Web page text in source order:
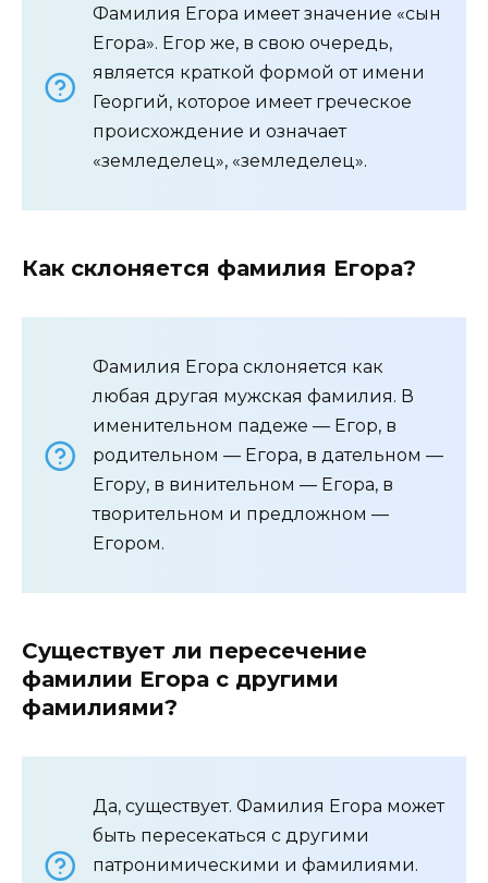
Фамилия Егора имеет значение «сын
Егора». Егор же, в свою очередь,
является краткой формой от имени
Георгий, которое имеет греческое
происхождение и означает
«земледелец», «земледелец».
Как склоняется фамилия Егора?
Фамилия Егора склоняется как
любая другая мужская фамилия. В
именительном падеже — Егор, в
родительном — Егора, в дательном —
Егору, в винительном — Егора, в
творительном и предложном —
Егором.
Существует ли пересечение
фамилии Егора с другими
фамилиями?
Да, существует. Фамилия Егора может
быть пересекаться с другими
патронимическими и фамилиями.